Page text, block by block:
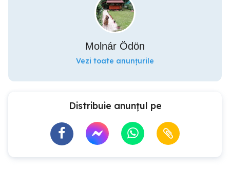
Molnár Ödön
Vezi toate anunțurile
Distribuie anunțul pe